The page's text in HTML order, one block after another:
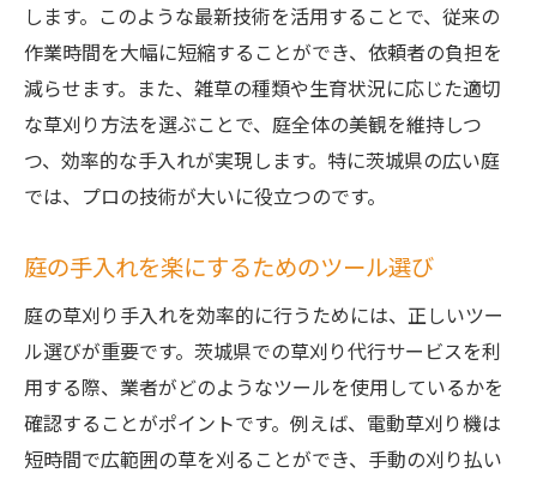
します。このような最新技術を活用することで、従来の
作業時間を大幅に短縮することができ、依頼者の負担を
減らせます。また、雑草の種類や生育状況に応じた適切
な草刈り方法を選ぶことで、庭全体の美観を維持しつ
つ、効率的な手入れが実現します。特に茨城県の広い庭
では、プロの技術が大いに役立つのです。
庭の手入れを楽にするためのツール選び
庭の草刈り手入れを効率的に行うためには、正しいツー
ル選びが重要です。茨城県での草刈り代行サービスを利
用する際、業者がどのようなツールを使用しているかを
確認することがポイントです。例えば、電動草刈り機は
短時間で広範囲の草を刈ることができ、手動の刈り払い